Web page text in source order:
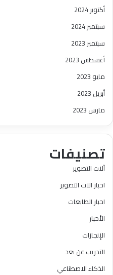
أكتوبر 2024
سبتمبر 2024
سبتمبر 2023
أغسطس 2023
مايو 2023
أبريل 2023
مارس 2023
تصنيفات
آلات التصوير
احبار الات التصوير
احبار الطابعات
الأحبار
الإنجازات
التدريب عن بعد
الذكاء الاصطناعي